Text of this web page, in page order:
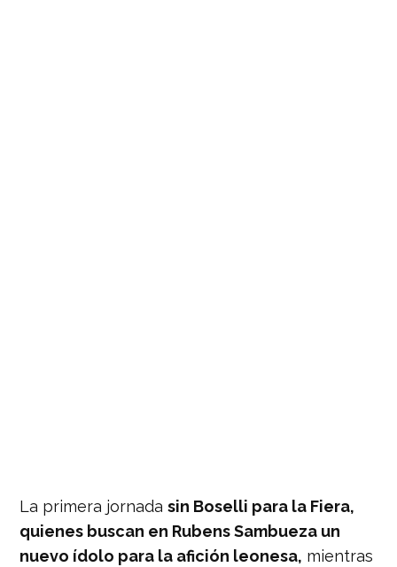
La primera jornadasin Boselli para la Fiera,
quienes buscan en Rubens Sambueza un
nuevo ídolo para la afición leonesa, mientras